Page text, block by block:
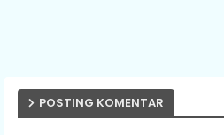
POSTING KOMENTAR